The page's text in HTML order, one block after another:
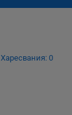
Харесвания: 0